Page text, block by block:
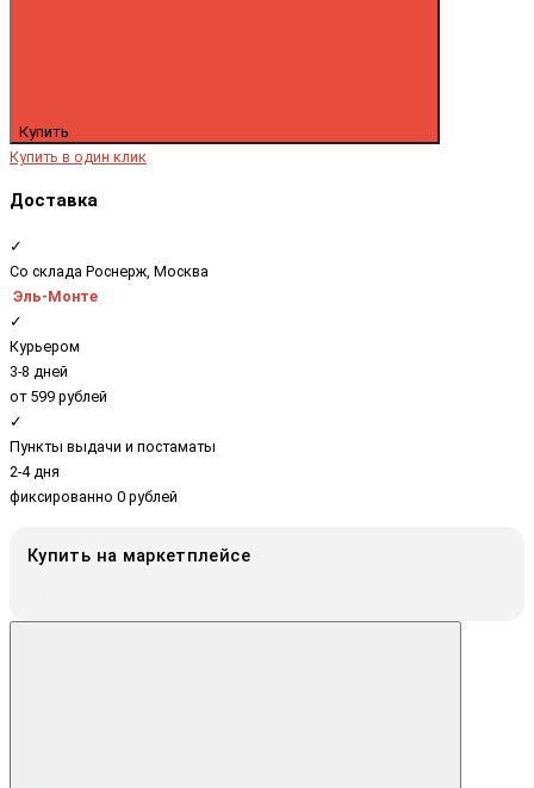
Купить
Купить в один клик
Доставка
✓
Со склада Роснерж, Москва
Эль-Монте
✓
Курьером
3-8 дней
от 599 рублей
✓
Пункты выдачи и постаматы
2-4 дня
фиксированно 0 рублей
Купить на маркетплейсе